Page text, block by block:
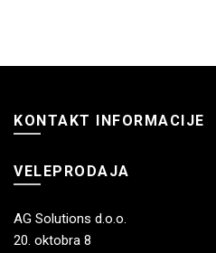
KONTAKT INFORMACIJE
VELEPRODAJA
AG Solutions d.o.o.
20. oktobra 8